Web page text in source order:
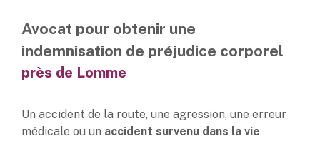
Avocat pour obtenir une
indemnisation de préjudice corporel
près de Lomme
Un accident de la route, une agression, une erreur
médicale ou un accident survenu dans la vie